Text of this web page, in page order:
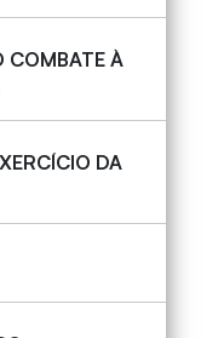
COMBATE À
DA